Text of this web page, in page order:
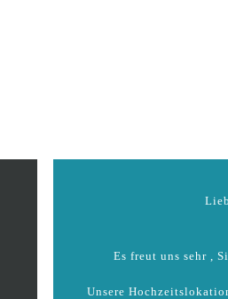
Es freut uns sehr ,
Unsere